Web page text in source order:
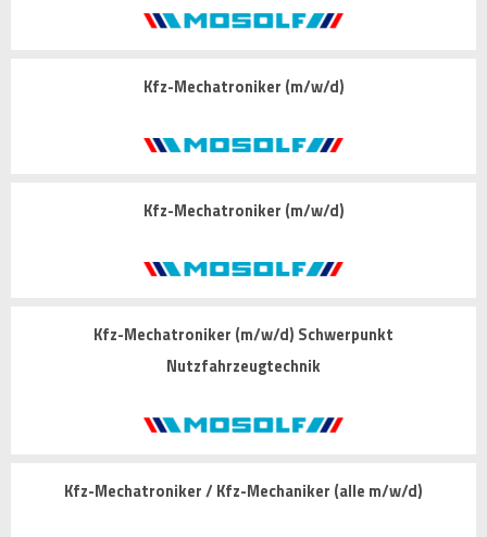
Kfz-Mechatroniker (m/w/d)
Kfz-Mechatroniker (m/w/d)
Kfz-Mechatroniker (m/w/d) Schwerpunkt
Nutzfahrzeugtechnik
Kfz-Mechatroniker / Kfz-Mechaniker (alle m/w/d)